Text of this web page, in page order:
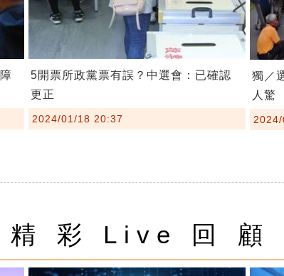
5開票所政黨票有誤？中選會：已確認
更正
2024/01/18 20:37
獨／
人驚
精 彩 Live 回 顧